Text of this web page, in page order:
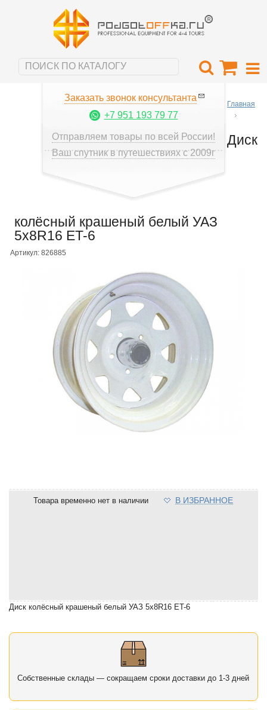
Заказать звонок консультанта
+7 951 193 79 77
Отправляем товары по всей России!
Ваш спутник в путешествиях с 2009г
Главная
Диск
колёсный крашеный белый УАЗ
5x8R16 ET-6
Артикул: 826885
Товара временно нет в наличии В ИЗБРАННОЕ
Диск колёсный крашеный белый УАЗ 5x8R16 ET-6
Собственные склады — сокращаем сроки доставки до 1-3 дней